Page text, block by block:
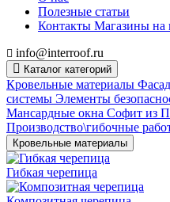
Полезные статьи
Контакты Магазины на
info@interroof.ru
Каталог категорий
Кровельные материалы
системы Элементы
Мансардные окна Софит из
Производство\гибочные
Кровельные материалы
Гибкая черепица